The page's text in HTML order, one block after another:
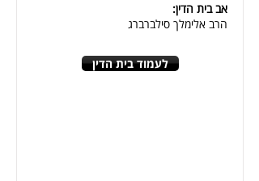
אב בית הדין:
הרב אלימלך סילברברג
לעמוד בית הדין